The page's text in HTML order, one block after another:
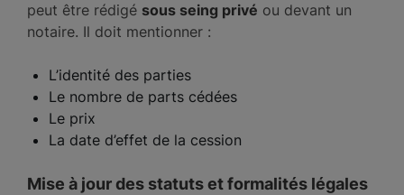
peut être rédigé sous seing privé ou devant un
notaire. Il doit mentionner :
L’identité des parties
Le nombre de parts cédées
Le prix
La date d’effet de la cession
Mise à jour des statuts et formalités légales